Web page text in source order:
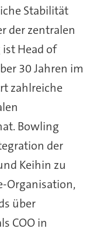
Stabilität
der zentralen
Head of
30 Jahren im
zahlreiche
Bowling
der
Keihin zu
Organisation,
über
COO in